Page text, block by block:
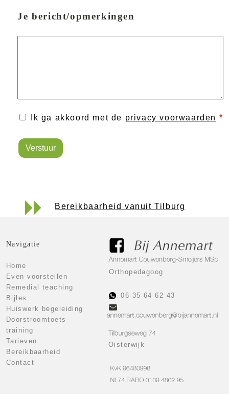
Je bericht/opmerkingen
Ik ga akkoord met de privacy voorwaarden *
Verstuur
Bereikbaarheid vanuit Tilburg
Navigatie
Home
Even voorstellen
Remedial teaching
Bijles
Huiswerk begeleiding
Doorstroomtoets-
training
Tarieven
Bereikbaarheid
Contact
Orthopedagoog
06 35 64 62 43
Oisterwijk